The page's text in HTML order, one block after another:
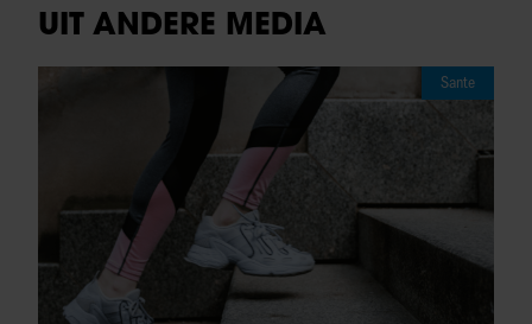
UIT ANDERE MEDIA
Sante